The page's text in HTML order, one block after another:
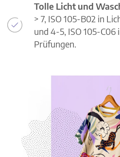
Tolle Licht und
> 7, ISO 105-B02 in
und 4-5, ISO 105-
Prüfungen.